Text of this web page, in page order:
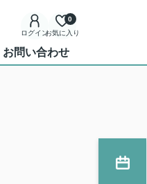
ログインお気に入り
0
お問い合わせ